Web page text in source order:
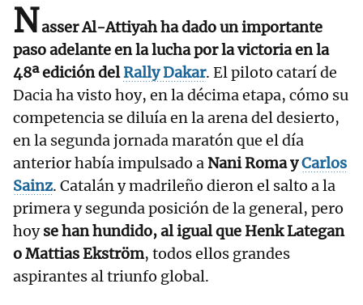
Nasser Al-Attiyah ha dado un importante
paso adelante en la lucha por la victoria en la
48ª edición delRally Dakar. El piloto catarí de
Dacia ha visto hoy, en la décima etapa, cómo su
competencia se diluía en la arena del desierto,
en la segunda jornada maratón que el día
anterior había impulsado a Nani Roma yCarlos
Sainz. Catalán y madrileño dieron el salto a la
primera y segunda posición de la general, pero
hoyse han hundido, al igual que Henk Lategan
o Mattias Ekström, todos ellos grandes
aspirantes al triunfo global.